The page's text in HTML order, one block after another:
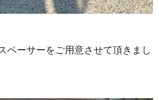
ペーサーをご用意させて頂きまし